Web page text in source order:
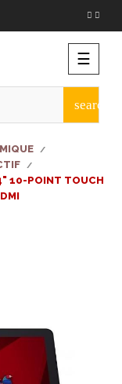
la
☰
search
10-POINT TOUCH